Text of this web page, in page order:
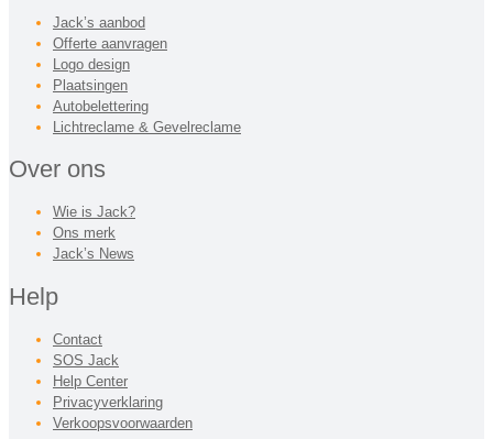
Jack’s aanbod
Offerte aanvragen
Logo design
Plaatsingen
Autobelettering
Lichtreclame & Gevelreclame
Over ons
Wie is Jack?
Ons merk
Jack’s News
Help
Contact
SOS Jack
Help Center
Privacyverklaring
Verkoopsvoorwaarden